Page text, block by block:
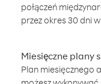
połączeń
przez okres 30 dni
Miesięczne plany
Plan miesięcznego